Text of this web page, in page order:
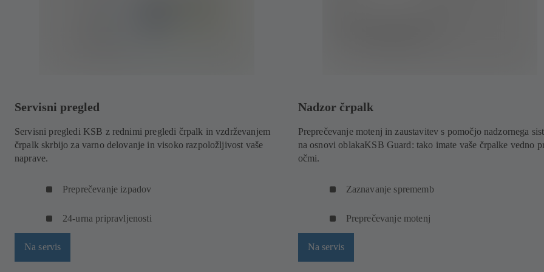
Servisni pregled
Servisni pregledi KSB z rednimi pregledi črpalk in vzdrževanjem
črpalk skrbijo za varno delovanje in visoko razpoložljivost vaše
naprave.
Preprečevanje izpadov
24-urna pripravljenosti
Na servis
Nadzor črpalk
Preprečevanje motenj in zaustavitev s pomočjo nadzornega
na osnovi oblakaKSB Guard: tako imate vaše črpalke vedno
očmi.
Zaznavanje sprememb
Preprečevanje motenj
Na servis